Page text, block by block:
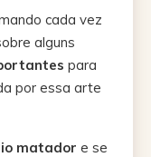
cada vez
alguns
para
por essa arte
matador e se